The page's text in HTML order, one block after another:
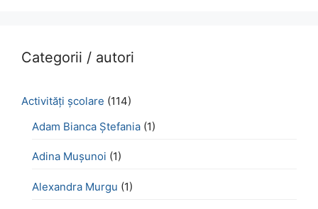
Categorii / autori
Activităţi şcolare (114)
Adam Bianca Ștefania (1)
Adina Mușunoi (1)
Alexandra Murgu (1)